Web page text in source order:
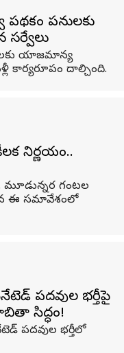
పథకం పనులకు
సర్వేలు
యాజమాన్య
కార్యరూపం దాల్చింది.
నిర్ణయం..
గంటల
ఈ సమావేశంలో
పదవుల భర్తీపై
సిద్ధం!
పదవుల భర్తీలో